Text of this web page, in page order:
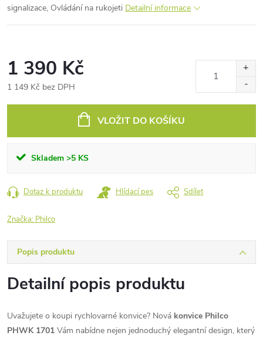
signalizace, Ovládání na rukojeti Detailní informace
Skladem >5 KS
1 390 Kč
1 149 Kč bez DPH
VLOŽIT DO KOŠÍKU
Dotaz k produktu Hlídací pes Sdílet
Značka: Philco
Popis produktu
Detailní popis produktu
Uvažujete o koupi rychlovarné konvice? Nová konvice Philco
PHWK 1701 Vám nabídne nejen jednoduchý elegantní design, který